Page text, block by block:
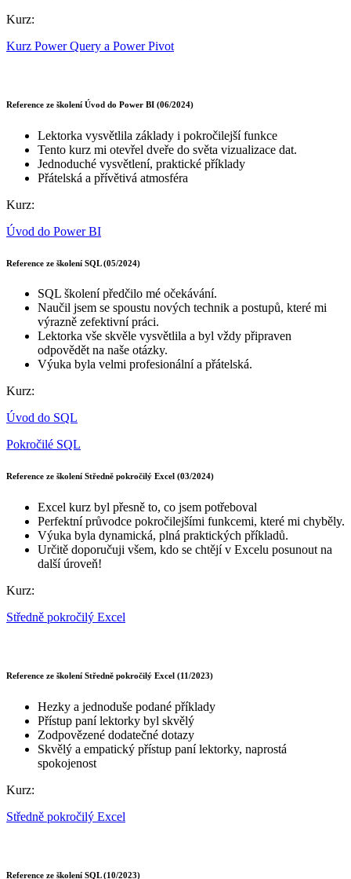
Kurz:
Kurz Power Query a Power Pivot
Reference ze školení Úvod do Power BI (06/2024)
Lektorka vysvětlila základy i pokročilejší funkce
Tento kurz mi otevřel dveře do světa vizualizace dat.
Jednoduché vysvětlení, praktické příklady
Přátelská a přívětivá atmosféra
Kurz:
Úvod do Power BI
Reference ze školení SQL (05/2024)
SQL školení předčilo mé očekávání.
Naučil jsem se spoustu nových technik a postupů, které mi
výrazně zefektivní práci.
Lektorka vše skvěle vysvětlila a byl vždy připraven
odpovědět na naše otázky.
Výuka byla velmi profesionální a přátelská.
Kurz:
Úvod do SQL
Pokročilé SQL
Reference ze školení Středně pokročilý Excel (03/2024)
Excel kurz byl přesně to, co jsem potřeboval
Perfektní průvodce pokročilejšími funkcemi, které mi chyběly.
Výuka byla dynamická, plná praktických příkladů.
Určitě doporučuji všem, kdo se chtějí v Excelu posunout na
další úroveň!
Kurz:
Středně pokročilý Excel
Reference ze školení Středně pokročilý Excel (11/2023)
Hezky a jednoduše podané příklady
Přístup paní lektorky byl skvělý
Zodpovězené dodatečné dotazy
Skvělý a empatický přístup paní lektorky, naprostá
spokojenost
Kurz:
Středně pokročilý Excel
Reference ze školení SQL (10/2023)